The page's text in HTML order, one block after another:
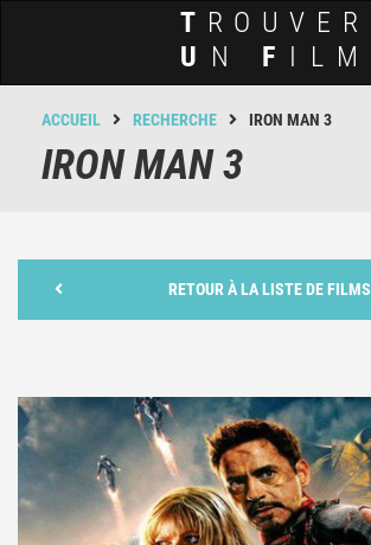
T ROUVER
U N F ILM
ACCUEIL RECHERCHE IRON MAN 3
IRON MAN 3
RETOUR À LA LISTE DE FILMS